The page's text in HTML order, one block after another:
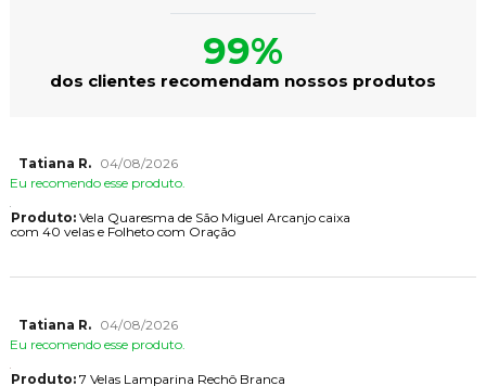
99%
dos clientes recomendam nossos produtos
Tatiana R.
04/08/2026
Eu recomendo esse produto.
Produto:Vela Quaresma de São Miguel Arcanjo caixa
com 40 velas e Folheto com Oração
Tatiana R.
04/08/2026
Eu recomendo esse produto.
Produto:7 Velas Lamparina Rechô Branca